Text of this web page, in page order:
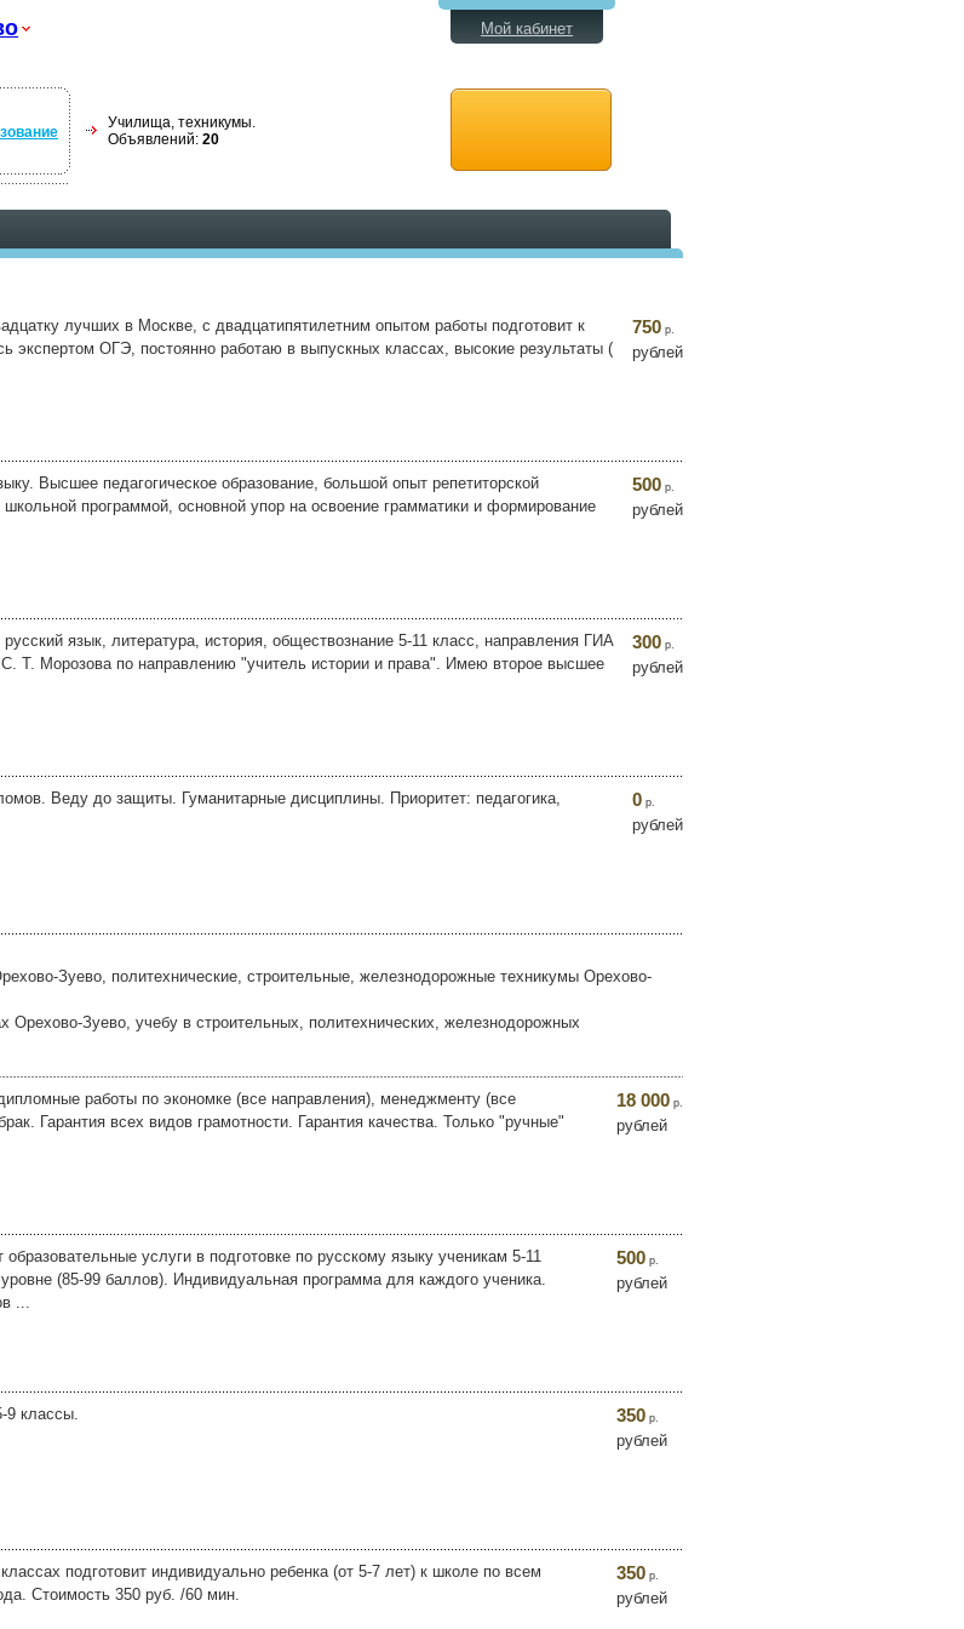
Училища, техникумы.
Объявлений: 20
Мой кабинет
лучших в Москве, с двадцатипятилетним опытом работы подготовит к
ОГЭ, постоянно работаю в выпускных классах, высокие результаты (
750 р.
рублей
Высшее педагогическое образование, большой опыт репетиторской
программой, основной упор на освоение грамматики и формирование
500 р.
рублей
язык, литература, история, обществознание 5-11 класс, направления ГИА
Т. Морозова по направлению "учитель истории и права". Имею второе высшее
300 р.
рублей
Веду до защиты. Гуманитарные дисциплины. Приоритет: педагогика,
0 р.
рублей
Зуево, политехнические, строительные, железнодорожные техникумы Орехово-
Зуево, учебу в строительных, политехнических, железнодорожных
работы по экономке (все направления), менеджменту (все
Гарантия всех видов грамотности. Гарантия качества. Только "ручные"
18 000 р.
рублей
услуги в подготовке по русскому языку ученикам 5-11
(85-99 баллов). Индивидуальная программа для каждого ученика.
...
500 р.
рублей
9 классы. 350 р.
рублей
подготовит индивидуально ребенка (от 5-7 лет) к школе по всем
Стоимость 350 руб. /60 мин.
350 р.
рублей